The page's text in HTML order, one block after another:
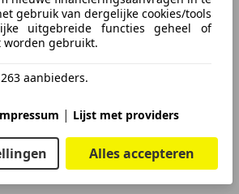
gebruik van dergelijke cookies/tools
uitgebreide functies geheel of
gebruikt.
aanbieders.
| Lijst met providers
Alles accepteren
/ VEHICULE BELGE ( ORIGINE